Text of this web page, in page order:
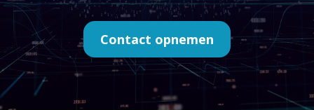
Contact opnemen